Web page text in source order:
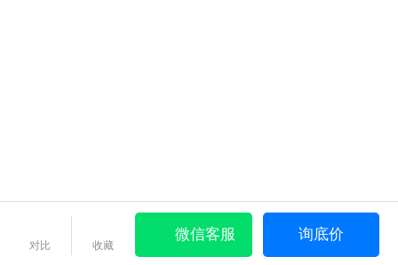
对比 收藏
微信客服 询底价